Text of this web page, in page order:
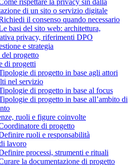
rispettare la privacy sin dalla
di un sito o servizio digitale
il consenso quando necessario
basi del sito web: architettura,
privacy, riferimenti DPO
e strategia
progetto
di progetti
di progetto in base agli attori
nel servizio
di progetto in base al focus
di progetto in base all’ambito di
ruoli e figure coinvolte
di progetto
ruoli e responsabilità
lavoro
processi, strumenti e rituali
la documentazione di progetto